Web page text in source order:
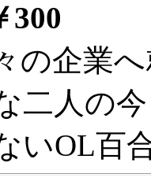
300
の企業
二人の
いOL百